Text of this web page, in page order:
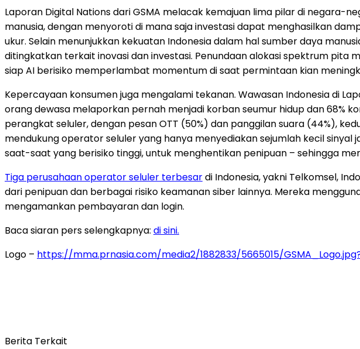
Laporan Digital Nations dari GSMA melacak kemajuan lima pilar di negara-
manusia, dengan menyoroti di mana saja investasi dapat menghasilkan
ukur. Selain menunjukkan kekuatan Indonesiadalam hal sumber daya
ditingkatkan terkait inovasi dan investasi. Penundaan alokasi spektrum
siap AI berisiko memperlambat momentum di saat permintaan kian
Kepercayaan konsumen juga mengalami tekanan. Wawasan Indonesia di
orang dewasa melaporkan pernah menjadi korban seumur hidup dan 68%
perangkat seluler, dengan pesan OTT (50%) dan panggilan suara (44%),
mendukung operator seluler yang hanya menyediakan sejumlah kecil
saat-saat yang berisiko tinggi, untuk menghentikan penipuan – sehingga
Tiga perusahaan operator seluler terbesardi Indonesia, yakni Telkomsel,
dari penipuan dan berbagai risiko keamanan siber lainnya. Mereka
mengamankan pembayaran dan login.
Baca siaran pers selengkapnya: di sini.
Logo – https://mma.prnasia.com/media2/1882833/5665015/
Berita Terkait